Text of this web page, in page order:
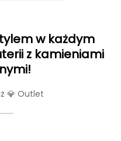
w każdym
z kamieniami
💎 Outlet